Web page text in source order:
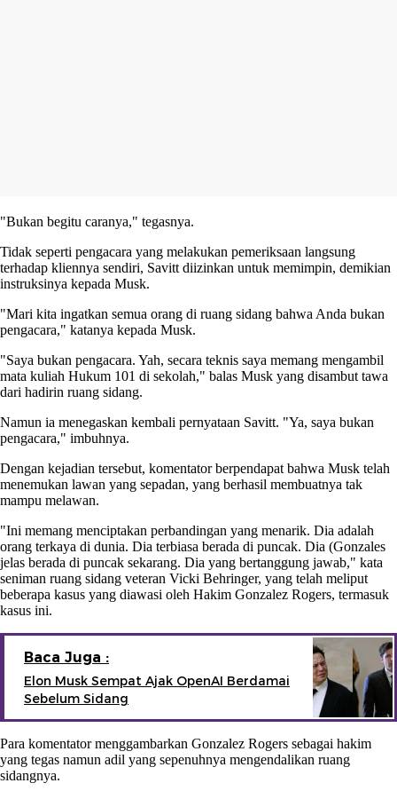
"Bukan begitu caranya," tegasnya.
Tidak seperti pengacara yang melakukan pemeriksaan langsung
terhadap kliennya sendiri, Savitt diizinkan untuk memimpin, demikian
instruksinya kepada Musk.
"Mari kita ingatkan semua orang di ruang sidang bahwa Anda bukan
pengacara," katanya kepada Musk.
"Saya bukan pengacara. Yah, secara teknis saya memang mengambil
mata kuliah Hukum 101 di sekolah," balas Musk yang disambut tawa
dari hadirin ruang sidang.
Namun ia menegaskan kembali pernyataan Savitt. "Ya, saya bukan
pengacara," imbuhnya.
Dengan kejadian tersebut, komentator berpendapat bahwa Musk telah
menemukan lawan yang sepadan, yang berhasil membuatnya tak
mampu melawan.
"Ini memang menciptakan perbandingan yang menarik. Dia adalah
orang terkaya di dunia. Dia terbiasa berada di puncak. Dia (Gonzales
jelas berada di puncak sekarang. Dia yang bertanggung jawab," kata
seniman ruang sidang veteran Vicki Behringer, yang telah meliput
beberapa kasus yang diawasi oleh Hakim Gonzalez Rogers, termasuk
kasus ini.
Baca Juga :
Elon Musk Sempat Ajak OpenAI Berdamai
Sebelum Sidang
Para komentator menggambarkan Gonzalez Rogers sebagai hakim
yang tegas namun adil yang sepenuhnya mengendalikan ruang
sidangnya.